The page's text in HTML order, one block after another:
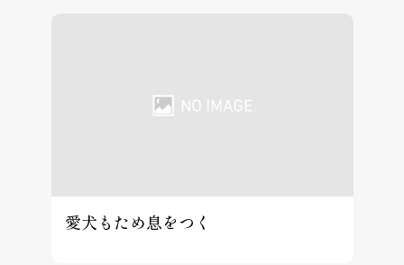
愛犬もため息をつく